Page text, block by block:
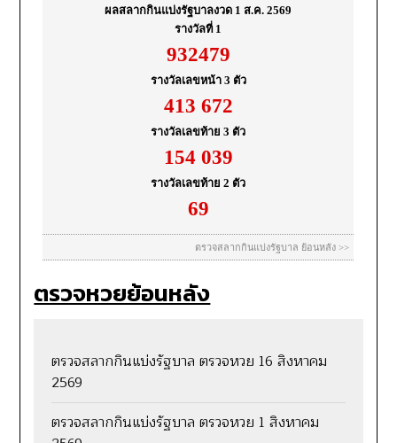
ตรวจหวยย้อนหลัง
ตรวจสลากกินแบ่งรัฐบาล ตรวจหวย 16 สิงหาคม
2569
ตรวจสลากกินแบ่งรัฐบาล ตรวจหวย 1 สิงหาคม